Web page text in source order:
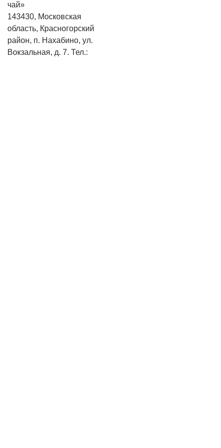
чай»
143430, Московская
область, Красногорский
район, п. Нахабино, ул.
Вокзальная, д. 7. Тел.: